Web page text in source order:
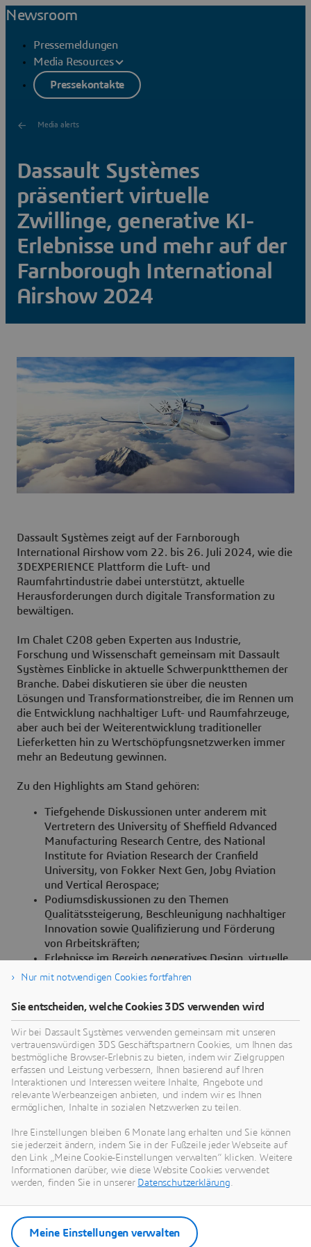
Newsroom
Pressemeldungen
Media Resources
Pressekontakte
Media alerts
Dassault Systèmes
präsentiert virtuelle
Zwillinge, generative KI-
Erlebnisse und mehr auf der
Farnborough International
Airshow 2024
Dassault Systèmes zeigt auf der Farnborough
International Airshow vom 22. bis 26. Juli 2024, wie die
3DEXPERIENCE Plattform die Luft- und
Raumfahrtindustrie dabei unterstützt, aktuelle
Herausforderungen durch digitale Transformation zu
bewältigen.
Im Chalet C208 geben Experten aus Industrie,
Forschung und Wissenschaft gemeinsam mit Dassault
Systèmes Einblicke in aktuelle Schwerpunktthemen der
Branche. Dabei diskutieren sie über die neusten
Lösungen und Transformationstreiber, die im Rennen um
die Entwicklung nachhaltiger Luft- und Raumfahrzeuge,
aber auch bei der Weiterentwicklung traditioneller
Lieferketten hin zu Wertschöpfungsnetzwerken immer
mehr an Bedeutung gewinnen.
Zu den Highlights am Stand gehören:
Tiefgehende Diskussionen unter anderem mit
Vertretern des University of Sheffield Advanced
Manufacturing Research Centre, des National
Institute for Aviation Research der Cranfield
University, von Fokker Next Gen, Joby Aviation
und Vertical Aerospace;
Podiumsdiskussionen zu den Themen
Qualitätssteigerung, Beschleunigung nachhaltiger
Innovation sowie Qualifizierung und Förderung
von Arbeitskräften;
Erlebnisse im Bereich generatives Design, virtuelle
Zwillinge von Betriebsabläufen, Model-Based
Wartungssimulationen, AR für Betreiber und
Umfassende Einblicke, wie die 3DEXPERIENCE
Plattform den Wandel der Branche vorantreibt –
von sequentiellen Beschaffungsprozessen zu
Missionsengineering, von Produkten zu
komplexen Systems of Systems, von isolierten
Lieferketten zu integrierten
kohlenstoffreicher Luftfahrt hin zu mehr
ökologischer Verantwortung;
Weitere Hintergründe von Führungskräften bei
Dassault Systèmes, darunter David Ziegler, Vice
Weitere Informationen über Dassault Systèmes auf der
Farnborough International Airshow 2024:
Nur mit notwendigen Cookies fortfahren
Sie entscheiden, welche Cookies 3DS verwenden wird
Wir bei Dassault Systèmes verwenden gemeinsam mit unseren
vertrauenswürdigen 3DS Geschäftspartnern Cookies, um Ihnen das
bestmögliche Browser-Erlebnis zu bieten, indem wir Zielgruppen
erfassen und Leistung verbessern, Ihnen basierend auf Ihren
Interaktionen und Interessen weitere Inhalte, Angebote und
relevante Werbeanzeigen anbieten, und indem wir es Ihnen
ermöglichen, Inhalte in sozialen Netzwerken zu teilen.
Ihre Einstellungen bleiben 6 Monate lang erhalten und Sie können
sie jederzeit ändern, indem Sie in der Fußzeile jeder Webseite auf
den Link „Meine Cookie-Einstellungen verwalten“ klicken. Weitere
Informationen darüber, wie diese Website Cookies verwendet
werden, finden Sie in unserer Datenschutzerklärung.
Meine Einstellungen verwalten